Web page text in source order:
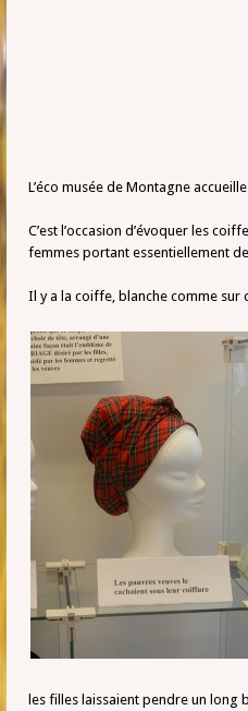
L’éco musée de Montagne
C’est l’occasion d’évoquer les
femmes portant essentiellement
Il y a la coiffe, blanche comme sur
les filles laissaient pendre un